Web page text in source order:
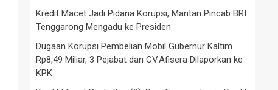
Kredit Macet Jadi Pidana Korupsi, Mantan Pincab BRI
Tenggarong Mengadu ke Presiden
Dugaan Korupsi Pembelian Mobil Gubernur Kaltim
Rp8,49 Miliar, 3 Pejabat dan CV.Afisera Dilaporkan ke
KPK